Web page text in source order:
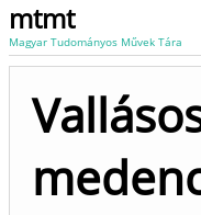
mtmt
Magyar Tudományos Művek Tára